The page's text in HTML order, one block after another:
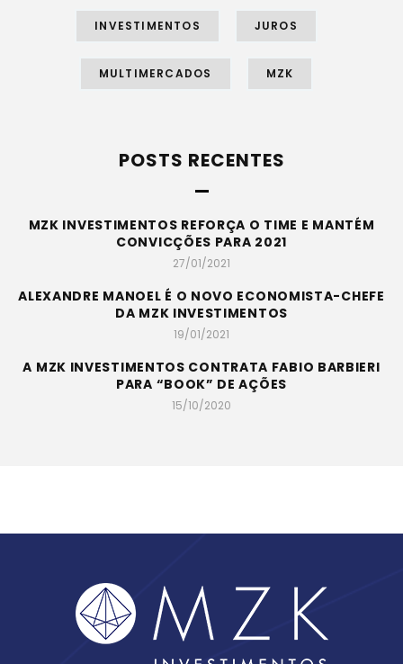
INVESTIMENTOS JUROS
MULTIMERCADOS MZK
POSTS RECENTES
MZK INVESTIMENTOS REFORÇA O TIME E MANTÉM
CONVICÇÕES PARA 2021
27/01/2021
ALEXANDRE MANOEL É O NOVO ECONOMISTA-CHEFE
DA MZK INVESTIMENTOS
19/01/2021
A MZK INVESTIMENTOS CONTRATA FABIO BARBIERI
PARA “BOOK” DE AÇÕES
15/10/2020